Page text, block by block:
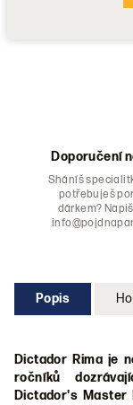
Doporučení
Sháníš
potřebuješ
dárkem?
Popis
Dictador Rima je
ročníků
Dictador's Master